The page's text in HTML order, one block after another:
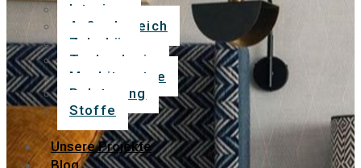
Interieur
Außenbereich
Zubehör
Technologie
Moskitonetze
Polsterung
Stoffe
Unsere Projekte